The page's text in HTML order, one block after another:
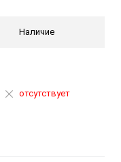
Наличие
отсутствует